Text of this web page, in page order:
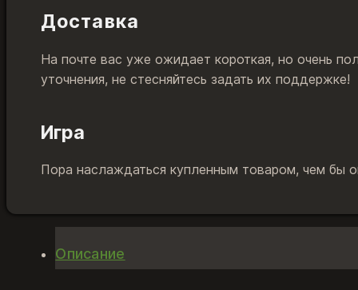
Доставка
На почте вас уже ожидает короткая, но очень
уточнения, не стесняйтесь задать их поддержке!
Игра
Пора наслаждаться купленным товаром, чем бы
Описание